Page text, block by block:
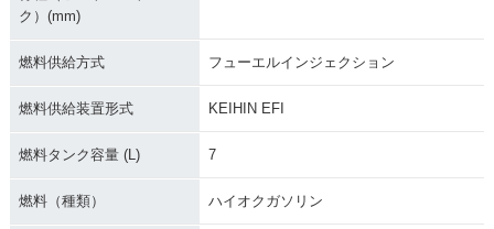
ク）(mm)
燃料供給方式 フューエルインジェクション
燃料供給装置形式 KEIHIN EFI
燃料タンク容量 (L) 7
燃料（種類） ハイオクガソリン